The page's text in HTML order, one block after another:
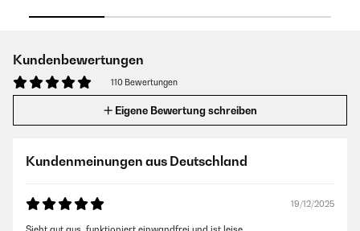
Kundenbewertungen
110 Bewertungen
Eigene Bewertung schreiben
Kundenmeinungen aus Deutschland
19/12/2025